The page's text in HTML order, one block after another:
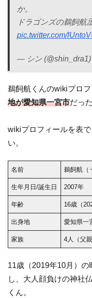
か。
ドラゴンズの鵜飼航
pic.twitter.com/
— シン (@shin_dra1)
鵜飼航くんのwikiプロ
地が愛知県一宮市だっ
wikiプロフィールを表
い。
名前 鵜飼航（
生年月日/誕生日 2007年
年齢 16歳（
出身地 愛知県一
家族 4人（父
11歳（2019年10月）の
し、大人顔負けの神社
くん。